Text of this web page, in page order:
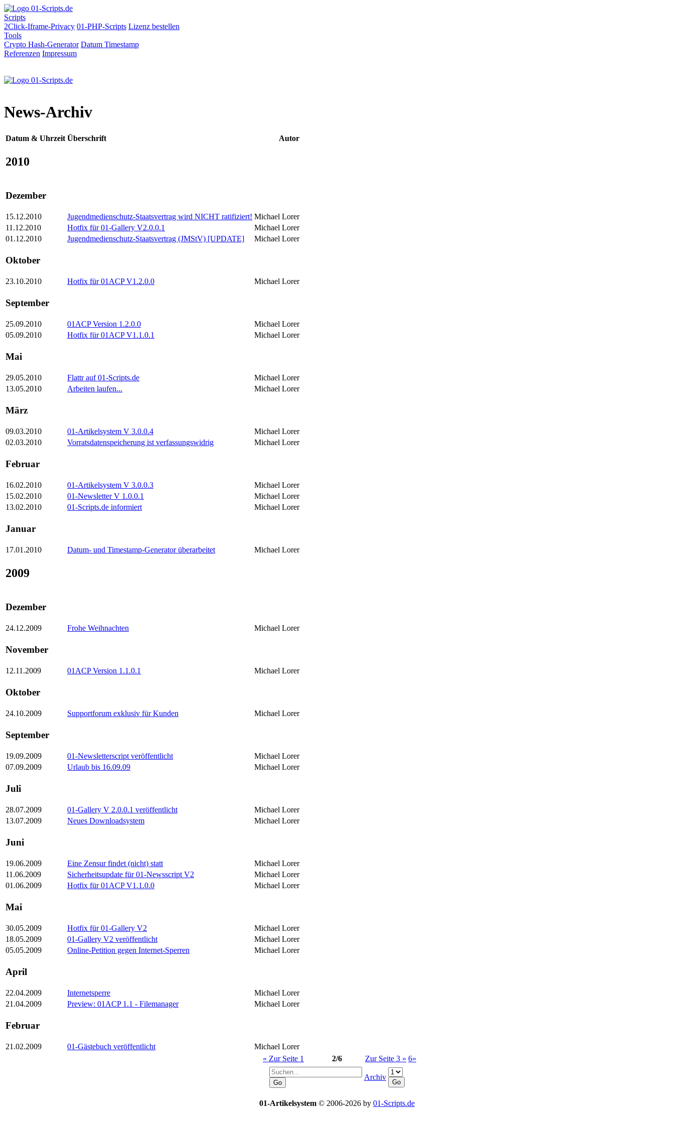
Scripts
2Click-Iframe-Privacy 01-PHP-Scripts Lizenz bestellen
Tools
Crypto Hash-Generator Datum Timestamp
Referenzen Impressum
News-Archiv
Datum & Uhrzeit Überschrift Autor
2010
Dezember
15.12.2010 Jugendmedienschutz-Staatsvertrag wird NICHT ratifiziert! Michael Lorer
11.12.2010
Hotfix für 01-Gallery V2.0.0.1
Michael Lorer
01.12.2010
Jugendmedienschutz-Staatsvertrag (JMStV) [UPDATE] Michael Lorer
Oktober
23.10.2010 Hotfix für 01ACP V1.2.0.0 Michael Lorer
September
25.09.2010 01ACP Version 1.2.0.0
Michael Lorer
05.09.2010
Hotfix für 01ACP V1.1.0.1 Michael Lorer
Mai
29.05.2010 Flattr auf 01-Scripts.de
Michael Lorer
13.05.2010
Arbeiten laufen... Michael Lorer
März
09.03.2010 01-Artikelsystem V 3.0.0.4
Michael Lorer
02.03.2010
Vorratsdatenspeicherung ist verfassungswidrig Michael Lorer
Februar
16.02.2010 01-Artikelsystem V 3.0.0.3
Michael Lorer
15.02.2010
01-Newsletter V 1.0.0.1
Michael Lorer
13.02.2010
01-Scripts.de informiert Michael Lorer
Januar
17.01.2010 Datum- und Timestamp-Generator überarbeitet Michael Lorer
2009
Dezember
24.12.2009 Frohe Weihnachten Michael Lorer
November
12.11.2009 01ACP Version 1.1.0.1 Michael Lorer
Oktober
24.10.2009 Supportforum exklusiv für Kunden Michael Lorer
September
19.09.2009 01-Newsletterscript veröffentlicht
Michael Lorer
07.09.2009
Urlaub bis 16.09.09 Michael Lorer
Juli
28.07.2009 01-Gallery V 2.0.0.1 veröffentlicht
Michael Lorer
13.07.2009
Neues Downloadsystem Michael Lorer
Juni
19.06.2009 Eine Zensur findet (nicht) statt
Michael Lorer
11.06.2009
Sicherheitsupdate für 01-Newsscript V2
Michael Lorer
01.06.2009
Hotfix für 01ACP V1.1.0.0 Michael Lorer
Mai
30.05.2009 Hotfix für 01-Gallery V2
Michael Lorer
18.05.2009
01-Gallery V2 veröffentlicht
Michael Lorer
05.05.2009
Online-Petition gegen Internet-Sperren Michael Lorer
April
22.04.2009 Internetsperre
Michael Lorer
21.04.2009
Preview: 01ACP 1.1 - Filemanager Michael Lorer
Februar
21.02.2009 01-Gästebuch veröffentlicht
Michael Lorer
« Zur Seite 1
2/6 Zur Seite 3 » 6»
Archiv
01-Artikelsystem © 2006-2026 by 01-Scripts.de